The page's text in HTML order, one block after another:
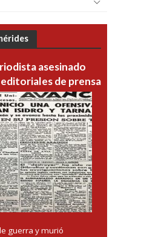
asesinado
de prensa
guerra y murió